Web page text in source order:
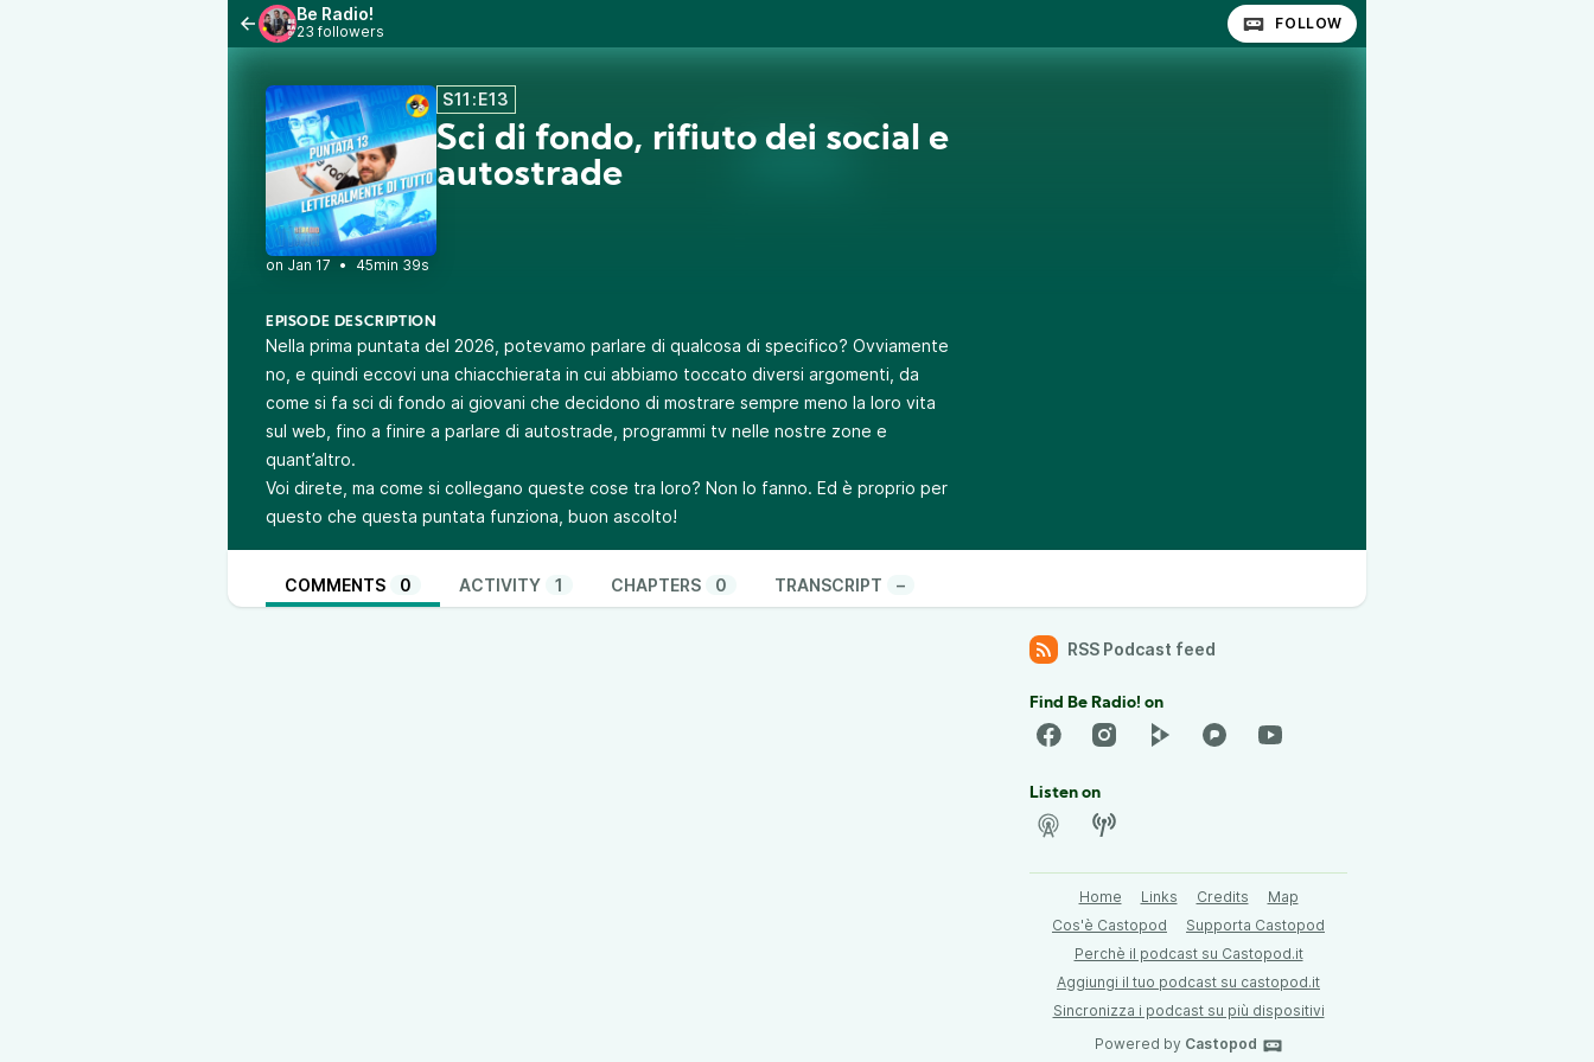
Be Radio!
23 followers FOLLOW
S11:E13
Sci di fondo, rifiuto dei social e
autostrade
• 45min 39s
EPISODE DESCRIPTION
Nella prima puntata del 2026, potevamo parlare di qualcosa di specifico? Ovviamente
no, e quindi eccovi una chiacchierata in cui abbiamo toccato diversi argomenti, da
come si fa sci di fondo ai giovani che decidono di mostrare sempre meno la loro vita
sul web, fino a finire a parlare di autostrade, programmi tv nelle nostre zone e
quant’altro.
Voi direte, ma come si collegano queste cose tra loro? Non lo fanno. Ed è proprio per
questo che questa puntata funziona, buon ascolto!
COMMENTS 0 ACTIVITY 1 CHAPTERS 0 TRANSCRIPT –
RSS Podcast feed
Find Be Radio! on
Listen on
Home Links Credits
Map
Cos'è Castopod
Supporta Castopod
Perchè il podcast su Castopod.it
Aggiungi il tuo podcast su castopod.it
Sincronizza i podcast su più dispositivi
Powered by Castopod